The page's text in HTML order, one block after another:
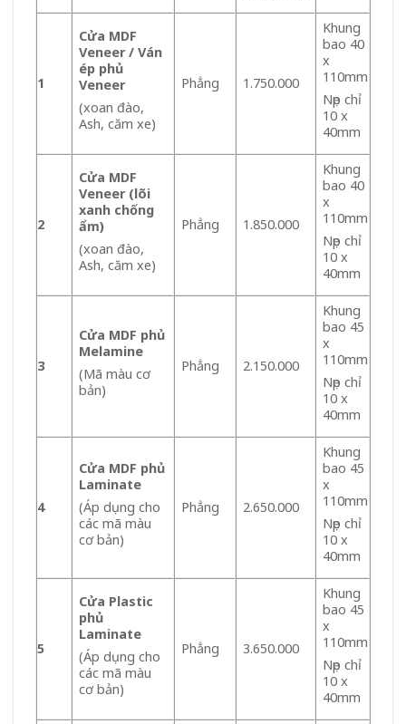
1
Cửa MDF
Veneer / Ván
ép phủ
Veneer
(xoan đào,
Ash, căm xe)
Phẳng 1.750.000
Khung
bao 40
x
110mm
Nẹp chỉ
10 x
40mm
2
Cửa MDF
Veneer (lõi
xanh chống
ẩm)
(xoan đào,
Ash, căm xe)
Phẳng 1.850.000
Khung
bao 40
x
110mm
Nẹp chỉ
10 x
40mm
3
Cửa MDF phủ
Melamine
(Mã màu cơ
bản)
Phẳng 2.150.000
Khung
bao 45
x
110mm
Nẹp chỉ
10 x
40mm
4
Cửa MDF phủ
Laminate
(Áp dụng cho
các mã màu
cơ bản)
Phẳng 2.650.000
Khung
bao 45
x
110mm
Nẹp chỉ
10 x
40mm
5
Cửa Plastic
phủ
Laminate
(Áp dụng cho
các mã màu
cơ bản)
Phẳng 3.650.000
Khung
bao 45
x
110mm
Nẹp chỉ
10 x
40mm